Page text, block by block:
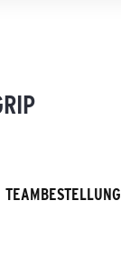
TEAMBESTELLUNG